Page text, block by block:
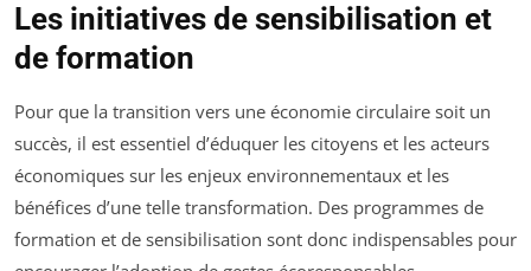
Les initiatives de sensibilisation et
de formation
Pour que la transition vers une économie circulaire soit un
succès, il est essentiel d’éduquer les citoyens et les acteurs
économiques sur les enjeux environnementaux et les
bénéfices d’une telle transformation. Des programmes de
formation et de sensibilisation sont donc indispensables pour